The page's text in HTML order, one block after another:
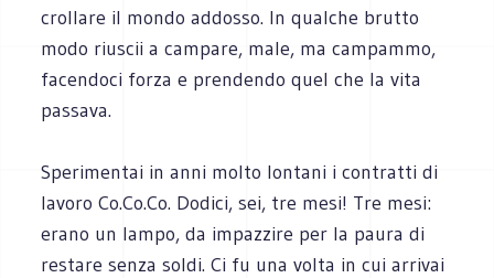
crollare il mondo addosso. In qualche brutto
modo riuscii a campare, male, ma campammo,
facendoci forza e prendendo quel che la vita
passava.
Sperimentai in anni molto lontani i contratti di
lavoro Co.Co.Co. Dodici, sei, tre mesi! Tre mesi:
erano un lampo, da impazzire per la paura di
restare senza soldi. Ci fu una volta in cui arrivai